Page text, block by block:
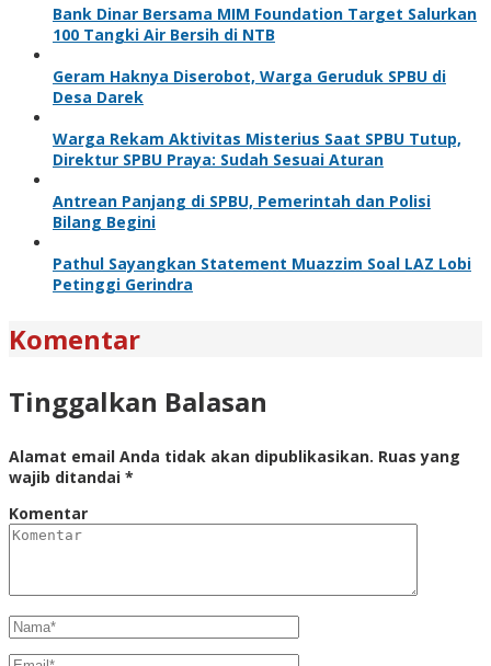
Bank Dinar Bersama MIM Foundation Target Salurkan
100 Tangki Air Bersih di NTB
Geram Haknya Diserobot, Warga Geruduk SPBU di
Desa Darek
Warga Rekam Aktivitas Misterius Saat SPBU Tutup,
Direktur SPBU Praya: Sudah Sesuai Aturan
Antrean Panjang di SPBU, Pemerintah dan Polisi
Bilang Begini
Pathul Sayangkan Statement Muazzim Soal LAZ Lobi
Petinggi Gerindra
Komentar
Tinggalkan Balasan
Alamat email Anda tidak akan dipublikasikan. Ruas yang
wajib ditandai *
Komentar